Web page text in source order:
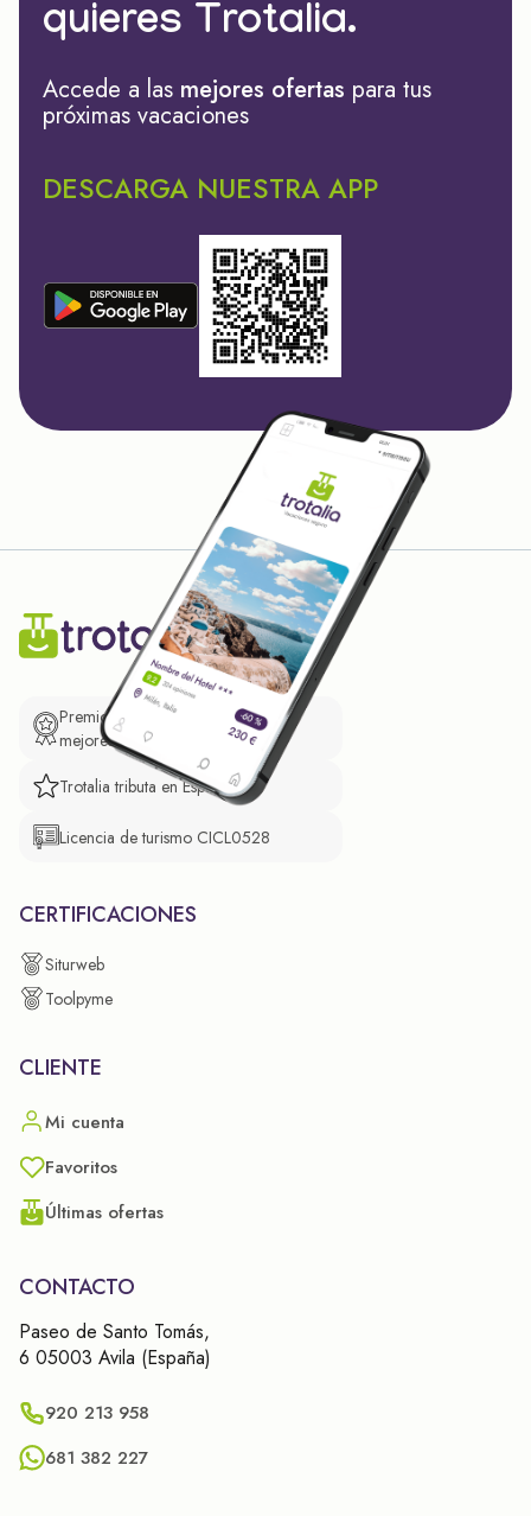
quieres Trotalia.
Accede a las mejores ofertas para tus
próximas vacaciones
DESCARGA NUESTRA APP
Premio de El Confidencial a las
mejores prácticas empresariales.
Trotalia tributa en España
Licencia de turismo CICL0528
CERTIFICACIONES
Siturweb
Toolpyme
CLIENTE
Mi cuenta
Favoritos
Últimas ofertas
CONTACTO
Paseo de Santo Tomás,
6 05003 Avila (España)
920 213 958
681 382 227